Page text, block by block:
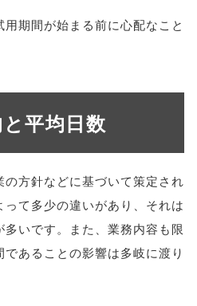
期間が始まる前に心配なこと
平均日数
方針などに基づいて策定され
て多少の違いがあり、それは
いです。また、業務内容も限
あることの影響は多岐に渡り